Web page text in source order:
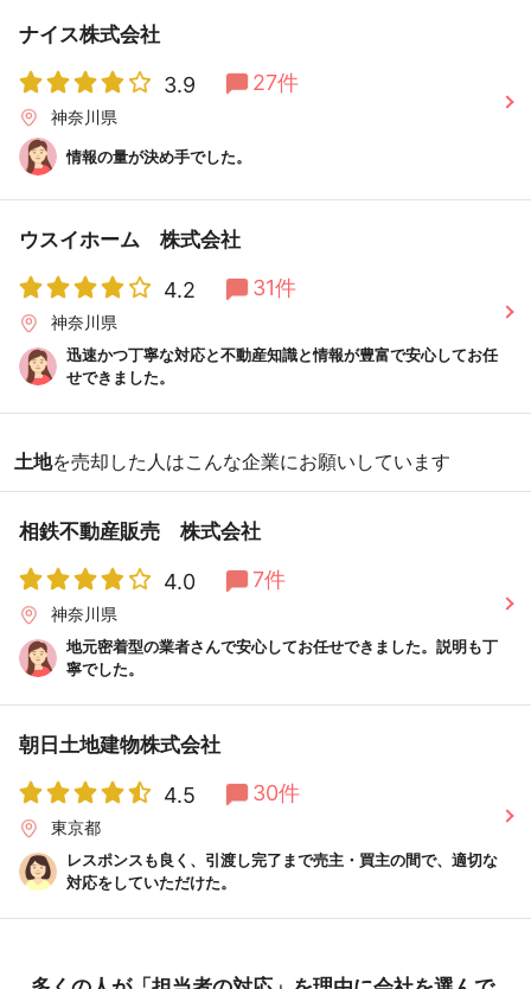
ナイス株式会社
3.9 27件
神奈川県
情報の量が決め手でした。
ウスイホーム 株式会社
4.2 31件
神奈川県
迅速かつ丁寧な対応と不動産知識と情報が豊富で安心してお任
せできました。
土地を売却した人はこんな企業にお願いしています
相鉄不動産販売 株式会社
4.0 7件
神奈川県
地元密着型の業者さんで安心してお任せできました。説明も丁
寧でした。
朝日土地建物株式会社
4.5 30件
東京都
レスポンスも良く、引渡し完了まで売主・買主の間で、適切な
対応をしていただけた。